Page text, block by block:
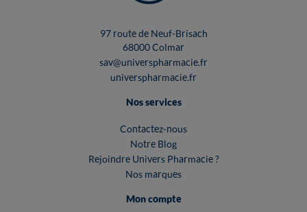
97 route de Neuf-Brisach
68000 Colmar
sav@universpharmacie.fr
universpharmacie.fr
Nos services
Contactez-nous
Notre Blog
Rejoindre Univers Pharmacie ?
Nos marques
Mon compte